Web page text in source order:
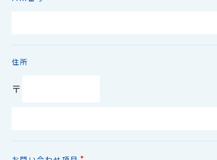
住所
〒